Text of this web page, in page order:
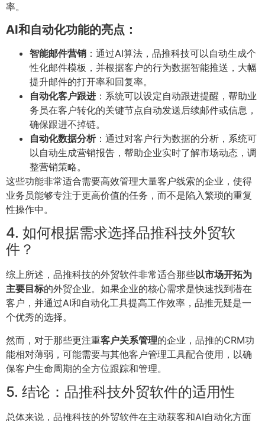
率。
AI和自动化功能的亮点：
智能邮件营销 ：通过AI算法，品推科技可以自动生成个
性化邮件模板，并根据客户的行为数据智能推送，大幅
提升邮件的打开率和回复率。
自动化客户跟进 ：系统可以设定自动跟进提醒，帮助业
务员在客户转化的关键节点自动发送后续邮件或信息，
确保跟进不掉链。
自动化数据分析：通过对客户行为数据的分析，系统可
以自动生成营销报告，帮助企业实时了解市场动态，调
整营销策略。
这些功能非常适合需要高效管理大量客户线索的企业，使得
业务员能够专注于更高价值的任务，而不是陷入繁琐的重复
性操作中。
4. 如何根据需求选择品推科技外贸软
件？
综上所述，品推科技的外贸软件非常适合那些以市场开拓为
主要目标的外贸企业。如果企业的核心需求是快速找到潜在
客户，并通过AI和自动化工具提高工作效率，品推无疑是一
个优秀的选择。
然而，对于那些更注重客户关系管理的企业，品推的CRM功
能相对薄弱，可能需要与其他客户管理工具配合使用，以确
保客户生命周期的全方位跟踪和管理。
5. 结论：品推科技外贸软件的适用性
总体来说，品推科技的外贸软件在主动获客和AI自动化方面